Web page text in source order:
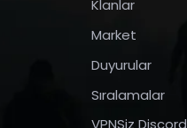
Klanlar
Market
Duyurular
Sıralamalar
VPNSiz Discord